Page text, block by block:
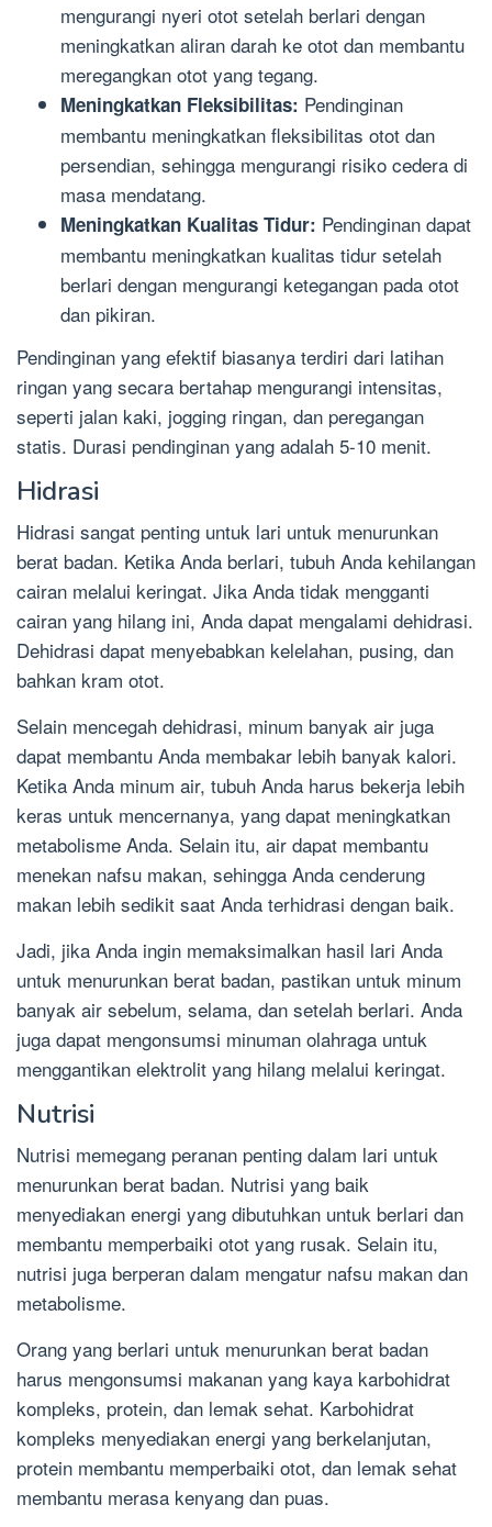
mengurangi nyeri otot setelah berlari dengan
meningkatkan aliran darah ke otot dan membantu
meregangkan otot yang tegang.
Meningkatkan Fleksibilitas: Pendinginan
membantu meningkatkan fleksibilitas otot dan
persendian, sehingga mengurangi risiko cedera di
masa mendatang.
Meningkatkan Kualitas Tidur: Pendinginan dapat
membantu meningkatkan kualitas tidur setelah
berlari dengan mengurangi ketegangan pada otot
dan pikiran.
Pendinginan yang efektif biasanya terdiri dari latihan
ringan yang secara bertahap mengurangi intensitas,
seperti jalan kaki, jogging ringan, dan peregangan
statis. Durasi pendinginan yang adalah 5-10 menit.
Hidrasi
Hidrasi sangat penting untuk lari untuk menurunkan
berat badan. Ketika Anda berlari, tubuh Anda kehilangan
cairan melalui keringat. Jika Anda tidak mengganti
cairan yang hilang ini, Anda dapat mengalami dehidrasi.
Dehidrasi dapat menyebabkan kelelahan, pusing, dan
bahkan kram otot.
Selain mencegah dehidrasi, minum banyak air juga
dapat membantu Anda membakar lebih banyak kalori.
Ketika Anda minum air, tubuh Anda harus bekerja lebih
keras untuk mencernanya, yang dapat meningkatkan
metabolisme Anda. Selain itu, air dapat membantu
menekan nafsu makan, sehingga Anda cenderung
makan lebih sedikit saat Anda terhidrasi dengan baik.
Jadi, jika Anda ingin memaksimalkan hasil lari Anda
untuk menurunkan berat badan, pastikan untuk minum
banyak air sebelum, selama, dan setelah berlari. Anda
juga dapat mengonsumsi minuman olahraga untuk
menggantikan elektrolit yang hilang melalui keringat.
Nutrisi
Nutrisi memegang peranan penting dalam lari untuk
menurunkan berat badan. Nutrisi yang baik
menyediakan energi yang dibutuhkan untuk berlari dan
membantu memperbaiki otot yang rusak. Selain itu,
nutrisi juga berperan dalam mengatur nafsu makan dan
metabolisme.
Orang yang berlari untuk menurunkan berat badan
harus mengonsumsi makanan yang kaya karbohidrat
kompleks, protein, dan lemak sehat. Karbohidrat
kompleks menyediakan energi yang berkelanjutan,
protein membantu memperbaiki otot, dan lemak sehat
membantu merasa kenyang dan puas.